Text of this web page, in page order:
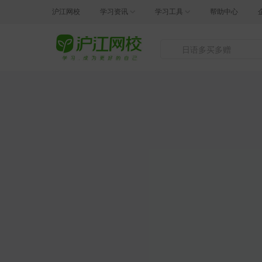
沪江网校 学习资讯 学习工具 帮助中心